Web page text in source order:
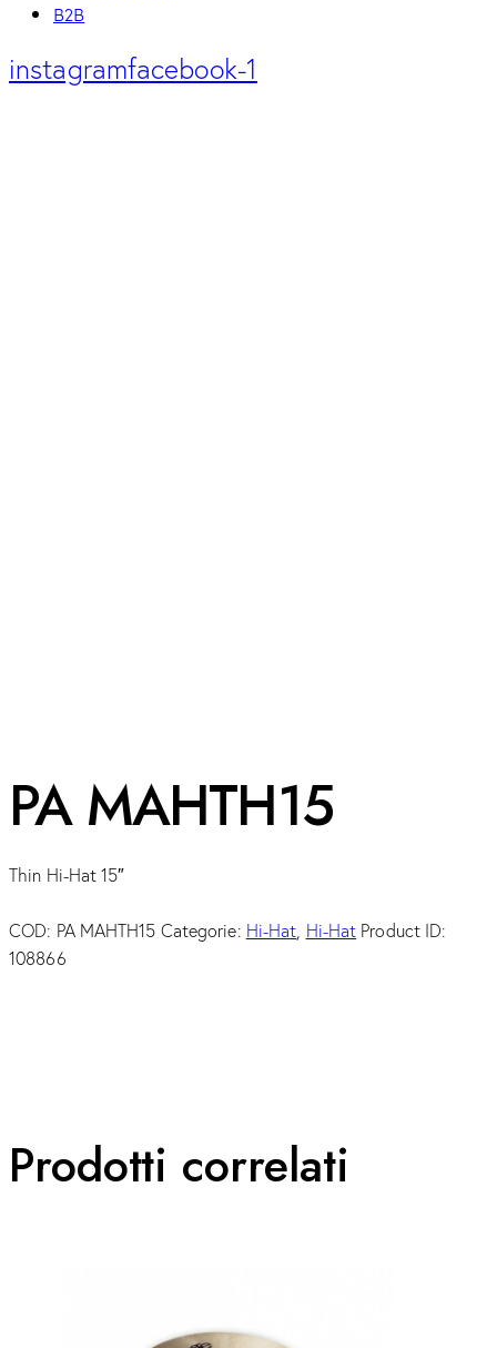
B2B
instagramfacebook-1
PA MAHTH15
Thin Hi-Hat 15″
COD: PA MAHTH15 Categorie: Hi-Hat, Hi-Hat Product ID:
108866
Prodotti correlati